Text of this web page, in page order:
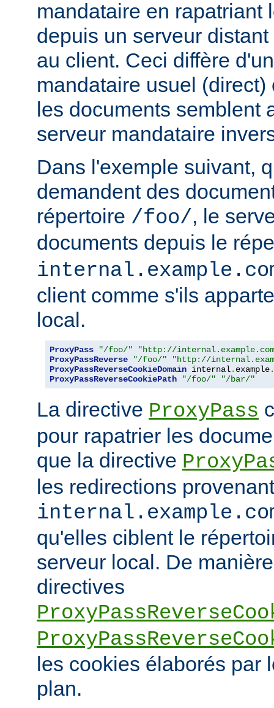
mandataire en rapatriant
depuis un serveur
au client. Ceci diffère
mandataire usuel (direct)
les documents semblent
serveur mandataire
Dans l'exemple suivant,
demandent des
répertoire /foo/, le
documents depuis le
client comme s'ils
local.
ProxyPass "/foo/"
"http://
ProxyPassReverse
"/foo/"
"http://
ProxyPassReverseCookieDomain internal. example.
ProxyPassReverseCookiePath
"/foo/" "/bar/"
La directive ProxyPass
pour rapatrier les
que la directive
les redirections
qu'elles ciblent le
serveur local. De
directives
les cookies élaborés par
plan.